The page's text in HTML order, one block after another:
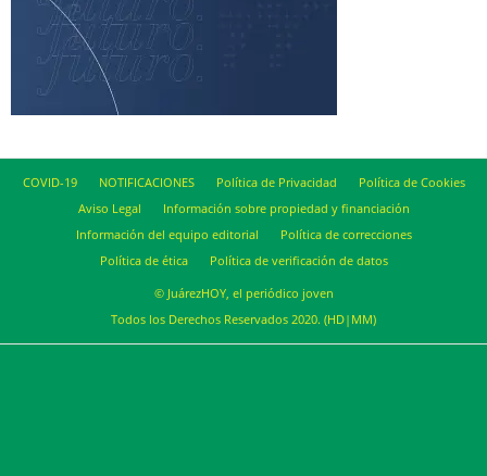
COVID-19 NOTIFICACIONES Política de Privacidad
Política de Cookies
Aviso Legal
Información sobre propiedad y financiación
Información del equipo editorial
Política de correcciones
Política de ética
Política de verificación de datos
© JuárezHOY, el periódico joven
Todos los Derechos Reservados 2020. (HD|MM)